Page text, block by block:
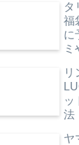
タ
福
に
リ
ッ
法
ヤ